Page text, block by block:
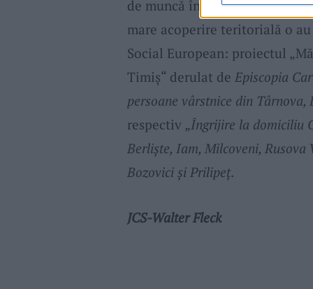
de muncă în străinătate, în
mare acoperire teritorială o
Social European: proiectul
Timiş“ derulat de Episcopia
persoane vârstnice din
respectiv „Îngrijire la domiciliu
Berlişte, Iam, Milcoveni, Rusova
Bozovici şi Prilipeţ.
JCS-Walter Fleck